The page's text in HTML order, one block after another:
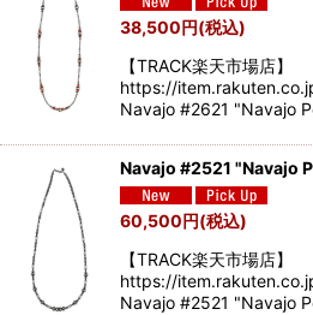
38,500円(税込)
【TRACK楽天市場店】
https://
Navajo #2621 "Navajo
Navajo #2521 "Navajo
60,500円(税込)
【TRACK楽天市場店】
https://
Navajo #2521 "Navajo